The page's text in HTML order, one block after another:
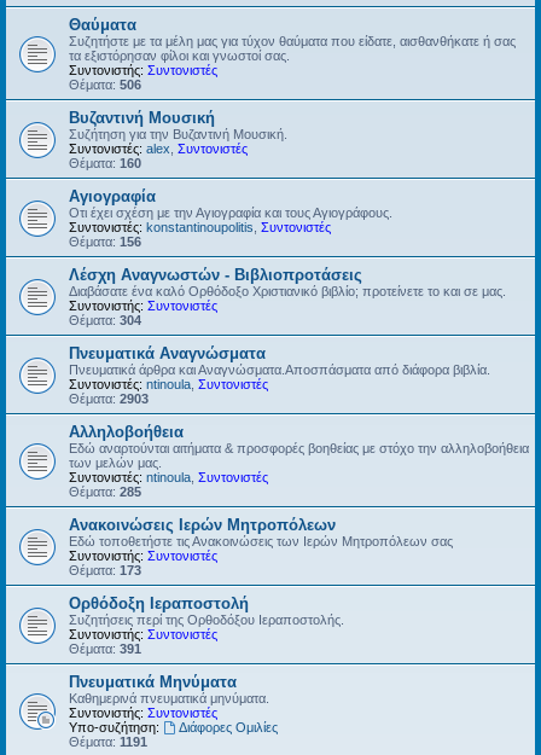
Θαύματα
Συζητήστε με τα μέλη μας για τύχον θαύματα που είδατε, αισθανθήκατε ή σας
τα εξιστόρησαν φίλοι και γνωστοί σας.
Συντονιστής: Συντονιστές
Θέματα: 506
Βυζαντινή Μουσική
Συζήτηση για την Βυζαντινή Μουσική.
Συντονιστές: alex Συντονιστές
Θέματα: 160
Αγιογραφία
Οτι έχει σχέση με την Αγιογραφία και τους Αγιογράφους.
Συντονιστές: konstantinoupolitis Συντονιστές
Θέματα: 156
Λέσχη Αναγνωστών - Βιβλιοπροτάσεις
Διαβάσατε ένα καλό Ορθόδοξο Χριστιανικό βιβλίο; προτείνετε το και σε μας.
Συντονιστής: Συντονιστές
Θέματα: 304
Πνευματικά Αναγνώσματα
Πνευματικά άρθρα και Αναγνώσματα.Αποσπάσματα από διάφορα βιβλία.
Συντονιστές: ntinoula Συντονιστές
Θέματα: 2903
Αλληλοβοήθεια
Εδώ αναρτούνται αιτήματα & προσφορές βοηθείας με στόχο την αλληλοβοήθεια
των μελών μας.
Συντονιστές: ntinoula Συντονιστές
Θέματα: 285
Ανακοινώσεις Ιερών Μητροπόλεων
Εδώ τοποθετήστε τις Ανακοινώσεις των Ιερών Μητροπόλεων σας
Συντονιστής: Συντονιστές
Θέματα: 173
Ορθόδοξη Ιεραποστολή
Συζητήσεις περί της Ορθοδόξου Ιεραποστολής.
Συντονιστής: Συντονιστές
Θέματα: 391
Πνευματικά Μηνύματα
Καθημερινά πνευματικά μηνύματα.
Συντονιστής: Συντονιστές
Υπο-συζήτηση:
Διάφορες Ομιλίες
Θέματα: 1191